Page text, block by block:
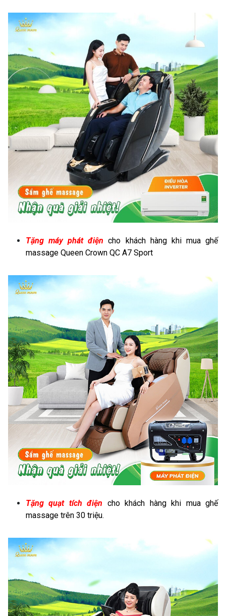
Tặng máy phát điện cho khách hàng khi mua ghế
massage Queen Crown QC A7 Sport
Tặng quạt tích điện cho khách hàng khi mua ghế
massage trên 30 triệu.